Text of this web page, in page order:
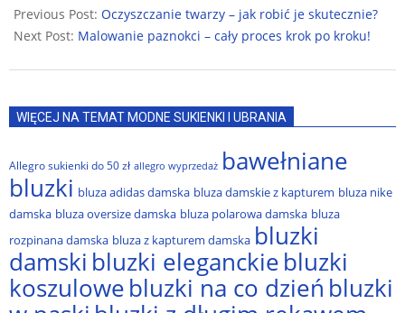
11-
17
Previous Post: Oczyszczanie twarzy – jak robić je skutecznie?
Next Post: Malowanie paznokci – cały proces krok po kroku!
WIĘCEJ NA TEMAT MODNE SUKIENKI I UBRANIA
Allegro sukienki do 50 zł allegro wyprzedaż bawełniane
bluzki bluza adidas damska bluza damskie z kapturem bluza nike
damska bluza oversize damska bluza polarowa damska bluza
rozpinana damska bluza z kapturem damska bluzki
damski bluzki eleganckie bluzki
koszulowe bluzki na co dzień bluzki